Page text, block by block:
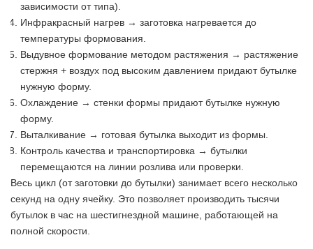
зависимости от типа).
Инфракрасный нагрев → заготовка нагревается до
температуры формования.
Выдувное формование методом растяжения → растяжение
стержня + воздух под высоким давлением придают бутылке
нужную форму.
Охлаждение → стенки формы придают бутылке нужную
форму.
Выталкивание → готовая бутылка выходит из формы.
Контроль качества и транспортировка → бутылки
перемещаются на линии розлива или проверки.
Весь цикл (от заготовки до бутылки) занимает всего несколько
секунд на одну ячейку. Это позволяет производить тысячи
бутылок в час на шестигнездной машине, работающей на
полной скорости.